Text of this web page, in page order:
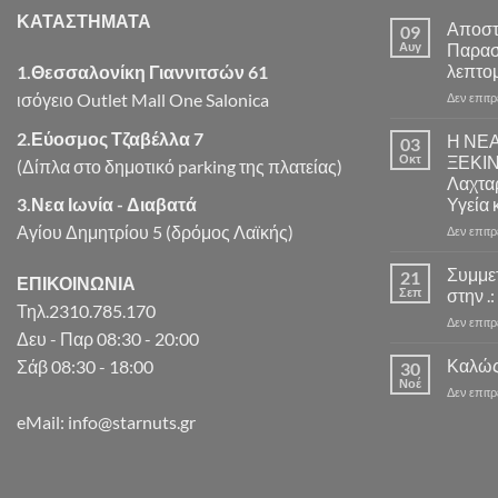
ΚΑΤΑΣΤΗΜΑΤΑ
1.Θεσσαλονίκη Γιαννιτσών 61
ισόγειο Outlet Mall One Salonica
2.Εύοσμος Τζαβέλλα 7
(Δίπλα στο δημοτικό parking της πλατείας)
3.Νεα Ιωνία - Διαβατά
Αγίου Δημητρίου 5 (δρόμος Λαϊκής)
ΕΠΙΚΟΙΝΩΝΙΑ
Τηλ.2310.785.170
Δευ - Παρ 08:30 - 20:00
Σάβ 08:30 - 18:00
eMail: info@starnuts.gr
09
Αυγ
Δεν
03
Οκτ
Η
Υγεία
Δεν
21
Σεπ
στην
Δεν
30
Νοέ
Καλώς
Δεν